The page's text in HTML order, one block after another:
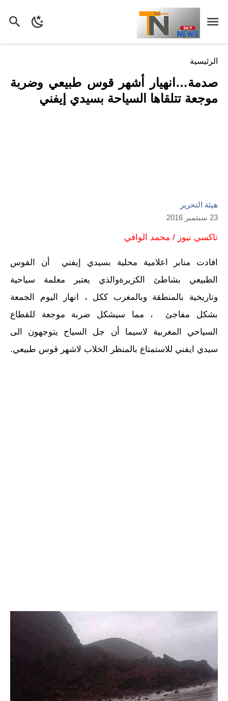
الرئيسية
صدمة…انهيار أشهر قوس طبيعي وضربة
موجعة تتلقاها السياحة بسيدي إيفني
هيئة التحرير
23 سبتمبر 2016
تاكسي نيوز / محمد الوافي
افادت منابر اعلامية محلية بسيدي إيفني أن القوس
الطبيعي بشاطئ الكزيرةوالذي يعتبر معلمة سياحية
وتاريخية بالمنطقة وبالمغرب ككل ، انهار اليوم الجمعة
بشكل مفاجئ ، مما سيشكل ضربة موجعة للقطاع
السياحي المغربية لاسيما أن جل السياح يتوجهون الى
سيدي ايفني للاستمتاع بالمنظر الخلاب لاشهر قوس طبيعي.